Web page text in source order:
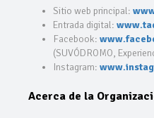
Sitio web principal:
Entrada digital:
Facebook:
(SUVÓDROMO,
Instagram:
Acerca de la